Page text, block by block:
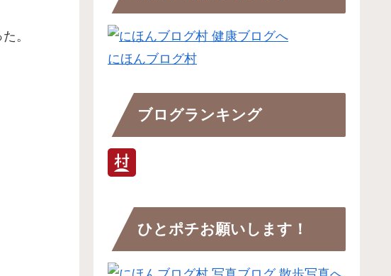
。
にほんブログ村
ブログランキング
ひとポチお願いします！